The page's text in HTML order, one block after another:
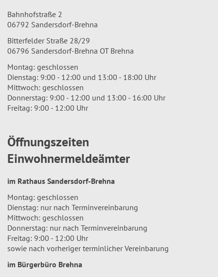
Bahnhofstraße 2
06792 Sandersdorf-Brehna
Bitterfelder Straße 28/29
06796 Sandersdorf-Brehna OT Brehna
Montag: geschlossen
Dienstag: 9:00 - 12:00 und 13:00 - 18:00 Uhr
Mittwoch: geschlossen
Donnerstag: 9:00 - 12:00 und 13:00 - 16:00 Uhr
Freitag: 9:00 - 12:00 Uhr
Öffnungszeiten
Einwohnermeldeämter
im Rathaus Sandersdorf-Brehna
Montag: geschlossen
Dienstag: nur nach Terminvereinbarung
Mittwoch: geschlossen
Donnerstag: nur nach Terminvereinbarung
Freitag: 9:00 - 12:00 Uhr
sowie nach vorheriger terminlicher Vereinbarung
im Bürgerbüro Brehna